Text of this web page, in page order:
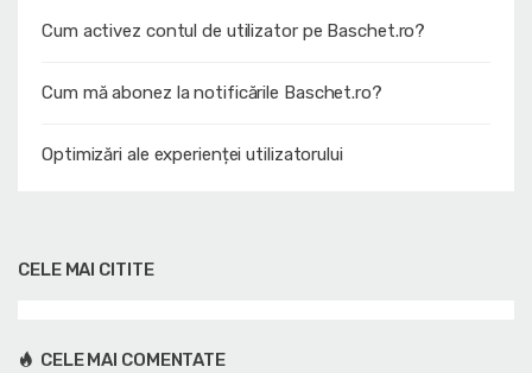
Cum activez contul de utilizator pe Baschet.ro?
Cum mă abonez la notificările Baschet.ro?
Optimizări ale experienței utilizatorului
CELE MAI CITITE
CELE MAI COMENTATE